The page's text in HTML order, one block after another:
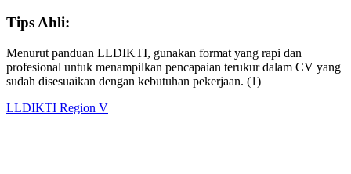
Tips Ahli:
Menurut panduan LLDIKTI, gunakan format yang rapi dan
profesional untuk menampilkan pencapaian terukur dalam CV yang
sudah disesuaikan dengan kebutuhan pekerjaan. (1)
LLDIKTI Region V